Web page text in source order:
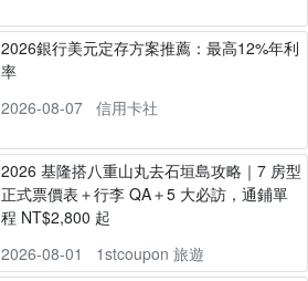
2026銀行美元定存方案推薦：最高12%年利
率
2026-08-07
信用卡社
2026 基隆搭八重山丸去石垣島攻略｜7 房型
正式票價表＋行李 QA＋5 大必訪，通鋪單
程 NT$2,800 起
2026-08-01
1stcoupon 旅遊